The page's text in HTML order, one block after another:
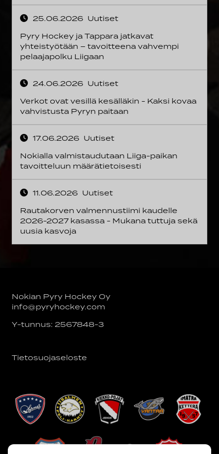
25.06.2026 Uutiset
Pyry Hockey ja Tappara jatkavat
yhteistyötään – tavoitteena vahvempi
pelaajapolku Liigaan
24.06.2026 Uutiset
Verkot ovat vesillä kesälläkin - Kaksi kovaa
vahvistusta Pyryn paitaan
17.06.2026 Uutiset
Nokialla valmistaudutaan Liiga-paikan
tavoitteluun määrätietoisesti
11.06.2026 Uutiset
Rautakorven valmennustiimi kaudelle
2026-2027 kasassa - Mukana tuttuja sekä
uusia kasvoja
Nokian Pyry Hockey Oy
info@pyryhockey.com
Y-tunnus: 2567848-3
Tietosuojaseloste